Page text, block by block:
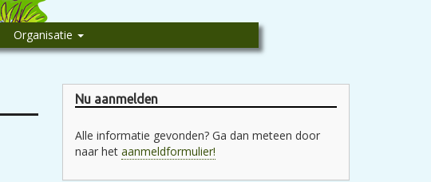
Organisatie
Nu aanmelden
Alle informatie gevonden? Ga dan meteen door
naar het aanmeldformulier!